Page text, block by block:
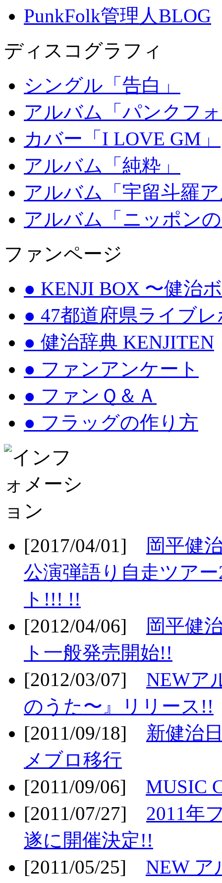
PunkFolk管理人BLOG
ディスコグラフィ
シングル「告白」
アルバム「パンクフ
カバー「I LOVE GM」
アルバム「純粋」
アルバム「宇留斗羅
アルバム「ニッポン
ファンページ
● KENJI BOX 〜健治
● 47都道府県ライブ
● 健治辞典 KENJITEN
● ファンアンケート
● ファンＱ＆Ａ
● フラッグの作り方
[2017/04/01]
岡平健
公演弾語り自走ツア
ト!!! !!
[2012/04/06]
岡平健
ト一般発売開始!!
[2012/03/07] NEWア
のうた〜』リリース!!
[2011/09/18] 新健治
メブロ移行
[2011/09/06] MUSIC
[2011/07/27] 2011年
遂に開催決定!!
[2011/05/25] NEW